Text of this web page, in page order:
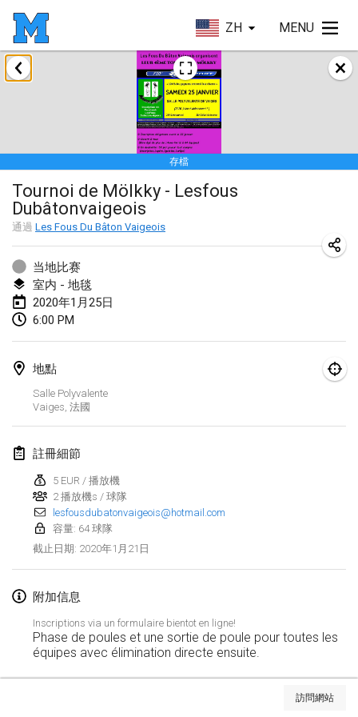
ZH MENU
显示列表
存檔
Tournoi de Mölkky - Lesfous
Dubâtonvaigeois
通過 Les Fous Du Bâton Vaigeois
当地比赛
室内 - 地毯
2020年1月25日
6:00 PM
地點
Salle Polyvalente
Vaiges 法國
註冊細節
5 EUR / 播放機
2 播放機s / 球隊
lesfousdubatonvaigeois@hotmail.com
容量: 64 球隊
截止日期: 2020年1月21日
附加信息
Inscriptions via un formulaire bientot en ligne!
Phase de poules et une sortie de poule pour toutes les
équipes avec élimination directe ensuite.
訪問網站
2020年1月
New Year's Throw Mölkky
捷克共和國
Tournoi Mixte ASPTTOM
2020年1月11日| 法國
Morukku tama League
2020年1月12日|日本
Ystävyysturnaus
2020年1月18日
Individuel du Garo
Tournoi d'Hiver
2020年1月25日
Tournoi de Mölkky - Lesfous Dubâtonvaigeois
2020年1月25日
2020年2月
Open de l'Ourse
2020年2月1日|比利時
2020年2月1日| 法國